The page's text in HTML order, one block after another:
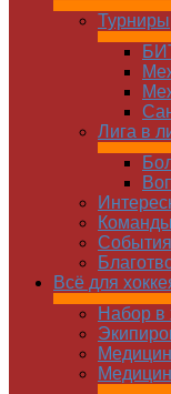
Турниры
Лига в
Команды
Cобытия
Всё для
Набор в